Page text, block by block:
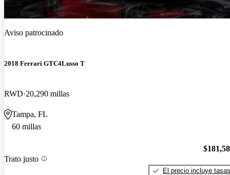
Aviso patrocinado
2018 Ferrari GTC4Lusso T
RWD 20,290 millas
Tampa, FL
60 millas
Trato justo
El precio incluye tasas